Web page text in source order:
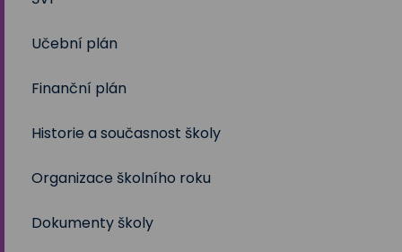
2023/2024
2022/2023
2021/2022
2020/2021
2019/2020
Volby 2020
Volby 2023
Učební plán
Finanční plán
Historie a současnost školy
Organizace školního roku
Dokumenty školy